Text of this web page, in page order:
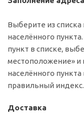
Выберите из списка
населённого
пункт в списке,
местоположение» и
населённого
правильный индекс.
Доставка